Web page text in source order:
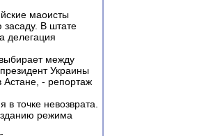
маоисты
В штате
делегация
между
Украины
Астане, - репортаж
точке невозврата.
режима